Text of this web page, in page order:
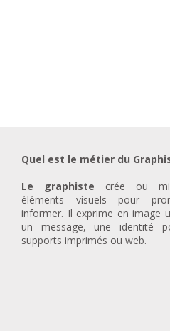
Quel est le métier du
Le graphiste crée ou
éléments visuels pour
informer. Il exprime en image
un message, une identité
supports imprimés ou web.